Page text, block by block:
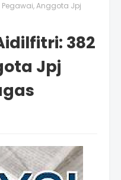
Pegawai, Anggota Jpj
382
Jpj